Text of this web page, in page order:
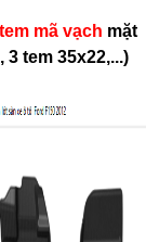
tem mã vạch mặt
3 tem 35x22,...)